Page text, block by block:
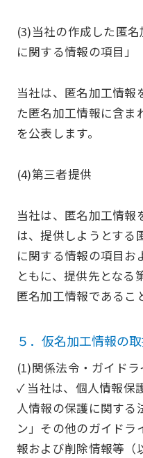
(3)当社の作成した匿
に関する情報の項目」
当社は、匿名加工情報
た匿名加工情報に含ま
を公表します。
(4)第三者提供
当社は、匿名加工情報
は、提供しようとする
に関する情報の項目お
ともに、提供先となる
匿名加工情報であるこ
５．仮名加工情報の
(1)関係法令・ガイド
✓ 当社は、個人情報保
人情報の保護に関する
ン」その他のガイドラ
報および削除情報等（